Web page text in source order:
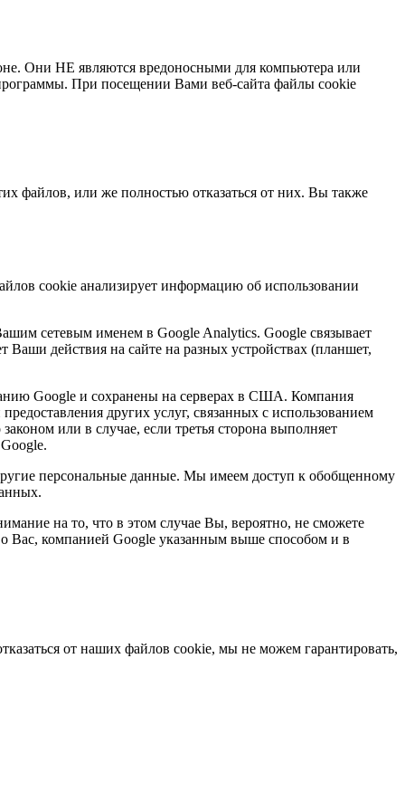
Они НЕ являются вредоносными для компьютера или
При посещении Вами веб-сайта файлы cookie
файлов, или же полностью отказаться от них. Вы также
cookie анализирует информацию об использовании
сетевым именем в Google Analytics. Google связывает
действия на сайте на разных устройствах (планшет,
Google и сохранены на серверах в США. Компания
других услуг, связанных с использованием
или в случае, если третья сторона выполняет
персональные данные. Мы имеем доступ к обобщенному
на то, что в этом случае Вы, вероятно, не сможете
Вас, компанией Google указанным выше способом и в
от наших файлов cookie, мы не можем гарантировать,